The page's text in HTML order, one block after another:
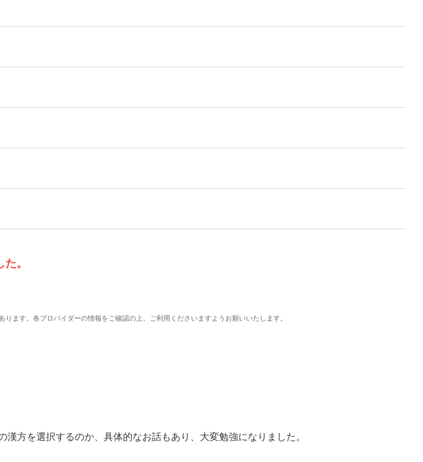
。
ます。各プロバイダーの情報をご確認の上、ご利用くださいますようお願いいたします。
方を選択するのか、具体的なお話もあり、大変勉強になりました。